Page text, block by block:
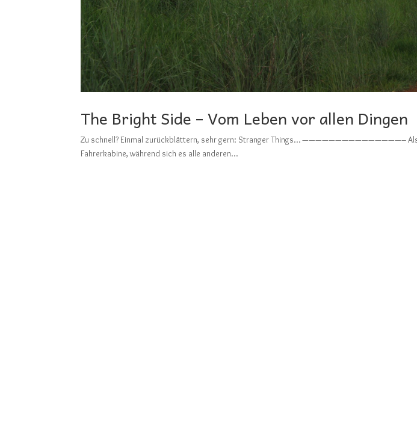
The Bright Side – Vom Leben vor allen Dingen
Zu schnell? Einmal zurückblättern, sehr gern: Stranger Things… ———————————————– Als
Fahrerkabine, während sich es alle anderen...